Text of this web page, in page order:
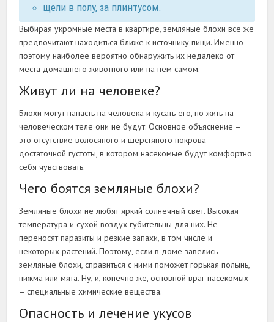
щели в полу, за плинтусом.
Выбирая укромные места в квартире, земляные блохи все же
предпочитают находиться ближе к источнику пищи. Именно
поэтому наиболее вероятно обнаружить их недалеко от
места домашнего животного или на нем самом.
Живут ли на человеке?
Блохи могут напасть на человека и кусать его, но жить на
человеческом теле они не будут. Основное объяснение –
это отсутствие волосяного и шерстяного покрова
достаточной густоты, в котором насекомые будут комфортно
себя чувствовать.
Чего боятся земляные блохи?
Земляные блохи не любят яркий солнечный свет. Высокая
температура и сухой воздух губительны для них. Не
переносят паразиты и резкие запахи, в том числе и
некоторых растений. Поэтому, если в доме завелись
земляные блохи, справиться с ними поможет горькая полынь,
пижма или мята. Ну, и, конечно же, основной враг насекомых
– специальные химические вещества.
Опасность и лечение укусов